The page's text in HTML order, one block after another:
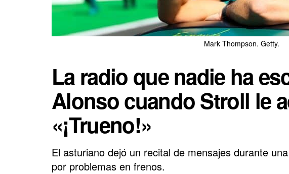
Mark Thompson. Getty.
La radio que nadie ha
Alonso cuando Stroll le
«¡Trueno!»
El asturiano dejó un recital de mensajes durante
por problemas en frenos.